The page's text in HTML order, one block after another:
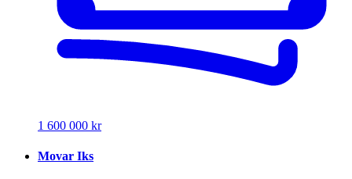
1 600 000 kr
Movar Iks